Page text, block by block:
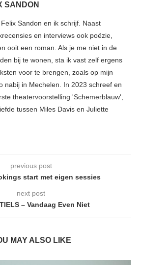
SANDON
Sandon en ik schrijf. Naast
en interviews ook poëzie,
ooit een roman. Als je me niet in de
bij te wonen, sta ik vast zelf ergens
voor te brengen, zoals op mijn
nabij in Mechelen. In 2023 schreef en
theatervoorstelling 'Schemerblauw',
tussen Miles Davis en Juliette
previous post
start met eigen sessies
next post
– Vandaag Even Niet
MAY ALSO LIKE